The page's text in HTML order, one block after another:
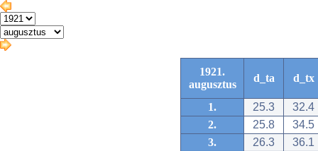
1921.
augusztus
d_ta d_tx
1. 25.3
32.4
2.
25.8
34.5
3.
26.3
36.1